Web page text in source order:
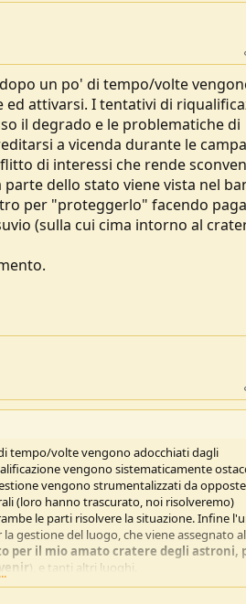
un po' di tempo/volte
attivarsi. I tentativi di
il degrado e le problematiche di
a vicenda durante le
di interessi che rende
dello stato viene vista nel
per "proteggerlo" facendo
(sulla cui cima intorno al
tempo/volte vengono adocchiati dagli
vengono sistematicamente
vengono strumentalizzati da opposte
(loro hanno trascurato, noi risolveremo)
le parti risolvere la situazione. Infine
gestione del luogo, che viene assegnato
per il mio amato cratere degli astroni,
), e tanti altri luoghi.